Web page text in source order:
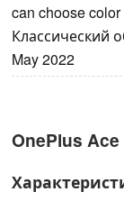
can choose
Классический
May 2022
OnePlus Ace